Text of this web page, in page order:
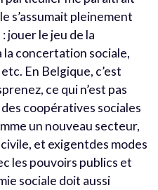
s’assumait pleinement
jouer le jeu de la
concertation sociale,
En Belgique, c’est
ce qui n’est pas
coopératives sociales
un nouveau secteur,
et exigentdes modes
les pouvoirs publics et
sociale doit aussi